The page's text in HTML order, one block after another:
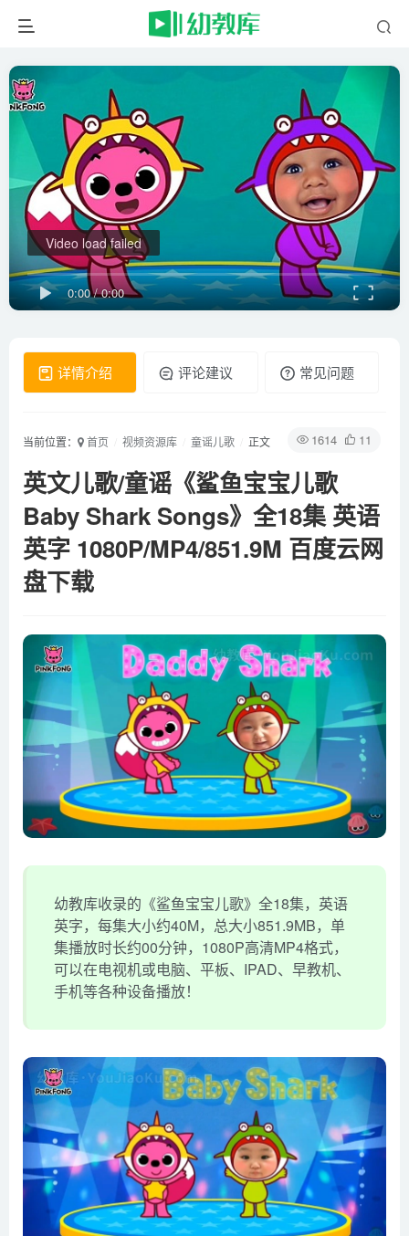
0:00/0:00
Video load failed
详情介绍 评论建议 常见问题
1614 11
当前位置： 首页 视频资源库 童谣儿歌 正文
英文儿歌/童谣《鲨鱼宝宝儿歌
Baby Shark Songs》全18集 英语
英字 1080P/MP4/851.9M 百度云网
盘下载
幼教库收录的《鲨鱼宝宝儿歌》全18集，英语
英字，每集大小约40M，总大小851.9MB，单
集播放时长约00分钟，1080P高清MP4格式，
可以在电视机或电脑、平板、IPAD、早教机、
手机等各种设备播放！